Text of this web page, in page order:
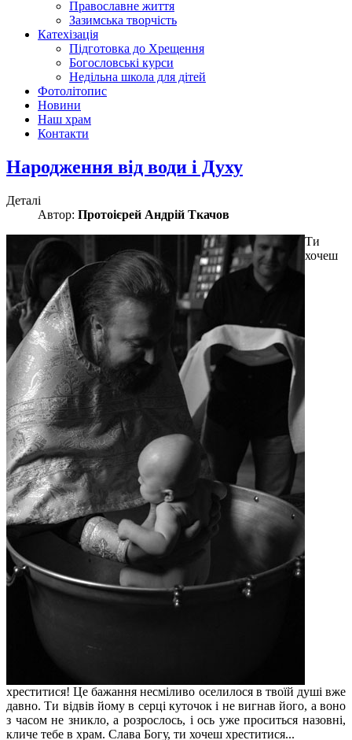
Православне життя
Зазимська творчість
Катехізація
Підготовка до Хрещення
Богословські курси
Недільна школа для дітей
Фотолітопис
Новини
Наш храм
Контакти
Народження від води і Духу
Деталі
Автор: Протоієрей Андрій Ткачов
Ти
хочеш
хреститися! Це бажання несміливо оселилося в твоїй душі вже
давно. Ти відвів йому в серці куточок і не вигнав його, а воно
з часом не зникло, а розрослось, і ось уже проситься назовні,
кличе тебе в храм. Слава Богу, ти хочеш хреститися...